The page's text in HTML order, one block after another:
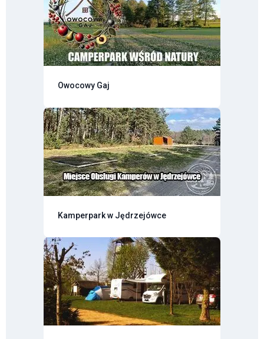
Owocowy Gaj
Kamperpark w Jędrzejówce